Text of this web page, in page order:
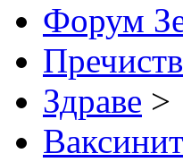
Форум
Здраве >